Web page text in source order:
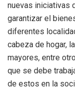
nuevas iniciativas
garantizar el
diferentes
cabeza de hogar,
mayores, entre
que se debe
de estos en la